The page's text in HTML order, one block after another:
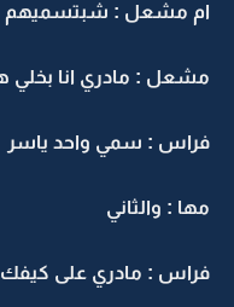
ام مشعل : شبتسميهم
مشعل : مادري انا بخلي
فراس : سمي واحد ياسر
مها : والثاني
فراس : مادري على كيفك